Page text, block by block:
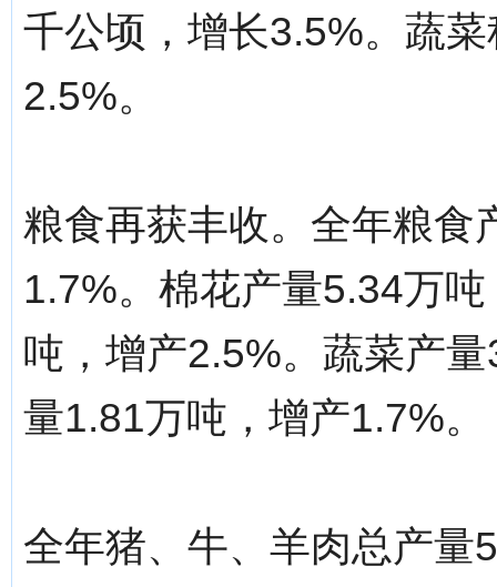
千公顷，增长3.5%。蔬
2.5%。
粮食再获丰收。全年粮食
1.7%。棉花产量5.34万
吨，增产2.5%。蔬菜产
量1.81万吨，增产1.7%。
全年猪、牛、羊肉总产量